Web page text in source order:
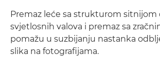
Premaz leće sa strukturom sitnijom
svjetlosnih valova i premaz sa
pomažu u suzbijanju nastanka
slika na fotografijama.